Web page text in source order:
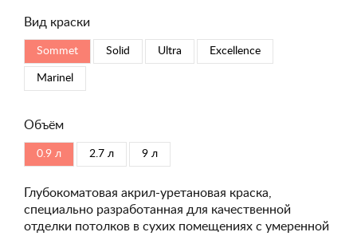
Вид краски
Sommet Solid Ultra Excellence
Marinel
Объём
0.9 л 2.7 л 9 л
Глубокоматовая акрил-уретановая краска,
специально разработанная для качественной
отделки потолков в сухих помещениях с умеренной